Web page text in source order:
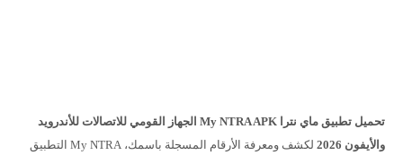
تحميل تطبيق ماي نترا My NTRA APK الجهاز القومي للاتصالات للأندرويد
والأيفون 2026
لكشف ومعرفة الأرقام المسجلة باسمك، My NTRA التطبيق